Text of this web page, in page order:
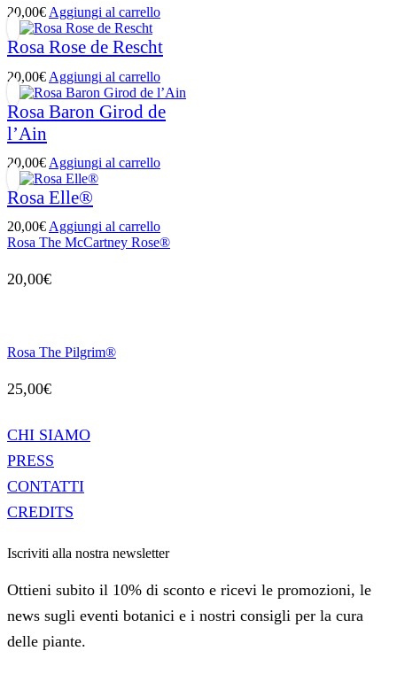
20,00€Aggiungi al carrello
Rosa Rose de Rescht
20,00€ Aggiungi al carrello
Rosa Baron Girod de
l’Ain
20,00€ Aggiungi al carrello
Rosa Elle®
20,00€ Aggiungi al carrello
Rosa The McCartney Rose®
20,00€
Rosa The Pilgrim®
25,00€
CHI SIAMO
PRESS
CONTATTI
CREDITS
Iscriviti alla nostra newsletter
Ottieni subito il 10% di sconto e ricevi le promozioni, le
news sugli eventi botanici e i nostri consigli per la cura
delle piante.